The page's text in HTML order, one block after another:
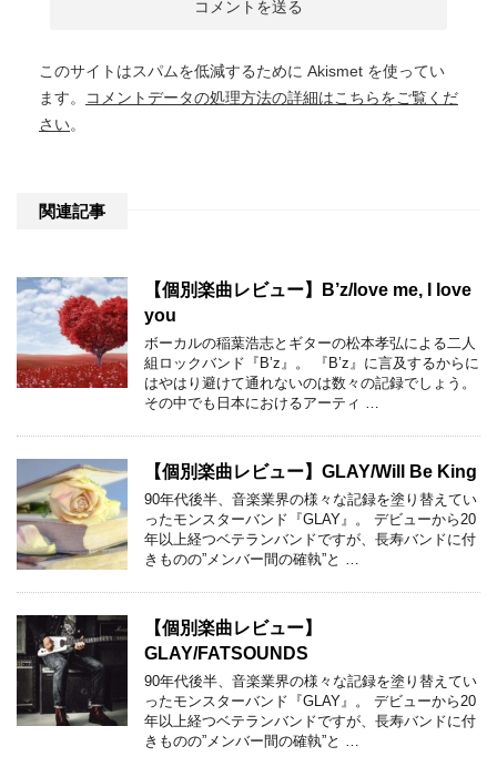
このサイトはスパムを低減するために Akismet を使ってい
ます。
コメントデータの処理方法の詳細はこちらをご覧くだ
さい。
関連記事
【個別楽曲レビュー】B’z/love me, I love
you
ボーカルの稲葉浩志とギターの松本孝弘による二人
組ロックバンド『B’z』。 『B’z』に言及するからに
はやはり避けて通れないのは数々の記録でしょう。
その中でも日本におけるアーティ …
【個別楽曲レビュー】GLAY/Will Be King
90年代後半、音楽業界の様々な記録を塗り替えてい
ったモンスターバンド『GLAY』。 デビューから20
年以上経つベテランバンドですが、長寿バンドに付
きものの”メンバー間の確執”と …
【個別楽曲レビュー】
GLAY/FATSOUNDS
90年代後半、音楽業界の様々な記録を塗り替えてい
ったモンスターバンド『GLAY』。 デビューから20
年以上経つベテランバンドですが、長寿バンドに付
きものの”メンバー間の確執”と …